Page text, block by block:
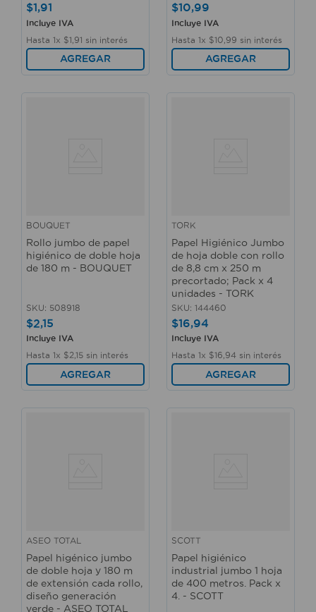
$1,91
Incluye IVA
Hasta 1x $1 91 sin interés
AGREGAR
$10,99
Incluye IVA
Hasta 1x $10 99 sin interés
AGREGAR
BOUQUET
Rollo jumbo de papel
higiénico de doble hoja
de 180 m - BOUQUET
SKU: 508918
$2,15
Incluye IVA
Hasta 1x $215 sin interés
AGREGAR
TORK
Papel Higiénico Jumbo
de hoja doble con rollo
de 8,8 cm x 250 m
precortado; Pack x 4
unidades - TORK
SKU: 144460
$16,94
Incluye IVA
Hasta 1x $16 94 sin interés
AGREGAR
ASEO TOTAL
Papel higénico jumbo
de doble hoja y 180 m
de extensión cada rollo,
diseño generación
verde - ASEO TOTAL
SCOTT
Papel higiénico
industrial jumbo 1 hoja
de 400 metros. Pack x
4. - SCOTT